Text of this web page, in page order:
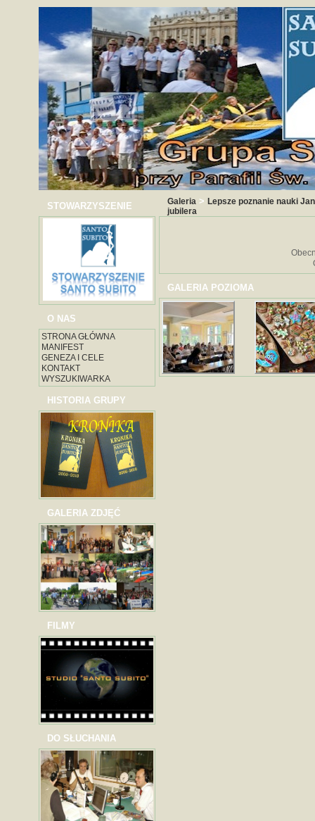
STOWARZYSZENIE
O NAS
STRONA GŁÓWNA
MANIFEST
GENEZA I CELE
KONTAKT
WYSZUKIWARKA
HISTORIA GRUPY
GALERIA ZDJĘĆ
FILMY
DO SŁUCHANIA
Galeria > Lepsze poznanie nauki
jubilera
GALERIA POZIOMA